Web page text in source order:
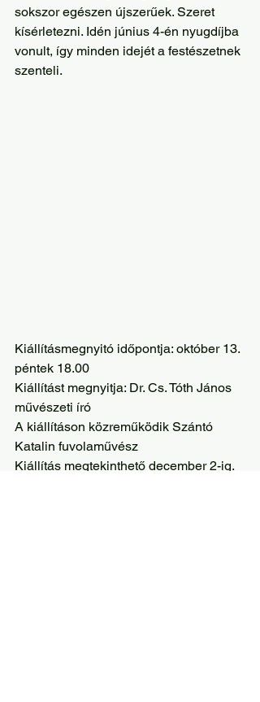
sokszor egészen újszerűek. Szeret
kísérletezni. Idén június 4-én nyugdíjba
vonult, így minden idejét a festészetnek
szenteli.
Kiállításmegnyitó időpontja: október 13.
péntek 18.00
Kiállítást megnyitja: Dr. Cs. Tóth János
művészeti író
A kiállításon közreműködik Szántó
Katalin fuvolaművész
Kiállítás megtekinthető december 2-ig.